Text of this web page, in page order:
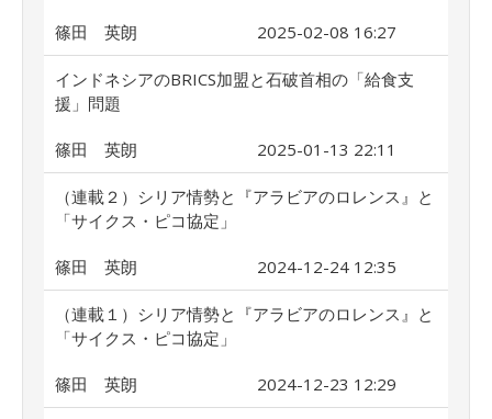
篠田 英朗 2025-02-08 16:27
インドネシアのBRICS加盟と石破首相の「給食支
援」問題
篠田 英朗 2025-01-13 22:11
（連載２）シリア情勢と『アラビアのロレンス』と
「サイクス・ピコ協定」
篠田 英朗 2024-12-24 12:35
（連載１）シリア情勢と『アラビアのロレンス』と
「サイクス・ピコ協定」
篠田 英朗 2024-12-23 12:29